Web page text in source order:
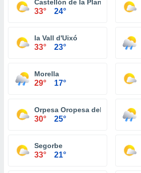
Castellón de la Plana
33° 24°
la Vall d'Uixó
33° 23°
Morella
29° 17°
Orpesa Oropesa del Mar
30° 25°
Segorbe
33° 21°